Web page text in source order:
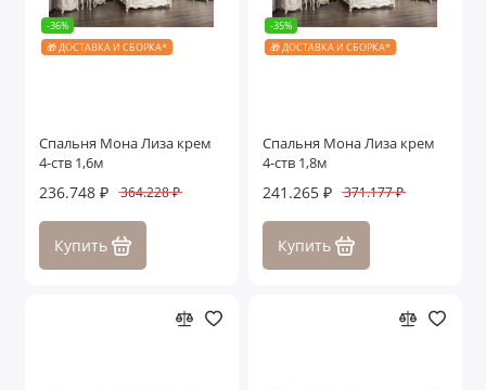
-36%
🎁 ДОСТАВКА И СБОРКА*
Спальня Мона Лиза крем
4-ств 1,6м
236.748 ₽ 364.228 ₽
Купить
-35%
🎁 ДОСТАВКА И СБОРКА*
Спальня Мона Лиза крем
4-ств 1,8м
241.265 ₽ 371.177 ₽
Купить